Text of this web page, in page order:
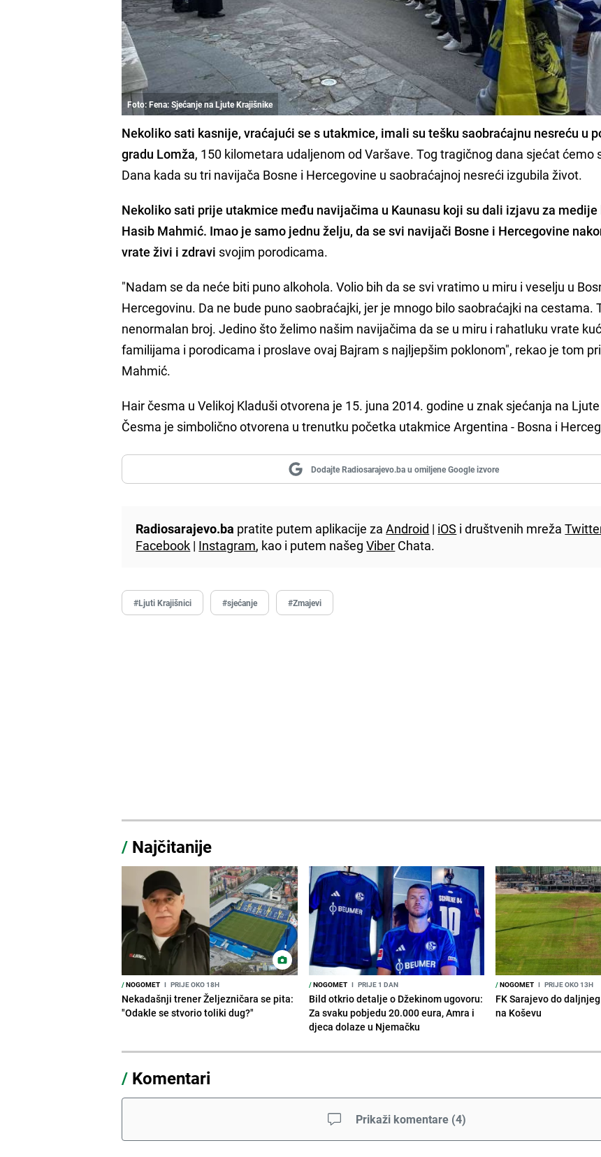
Foto: Fena: Sjećanje na Ljute Krajišnike
Nekoliko sati kasnije, vraćajući se s utakmice, imali su tešku saobraćajnu nesreću u
gradu Lomža, 150 kilometara udaljenom od Varšave. Tog tragičnog dana sjećat ćemo
Dana kada su tri navijača Bosne i Hercegovine u saobraćajnoj nesreći izgubila život.
Nekoliko sati prije utakmice među navijačima u Kaunasu koji su dali izjavu za medije
Hasib Mahmić. Imao je samo jednu želju, da se svi navijači Bosne i Hercegovine
vrate živi i zdravi svojim porodicama.
"Nadam se da neće biti puno alkohola. Volio bih da se svi vratimo u miru i veselju u
Hercegovinu. Da ne bude puno saobraćajki, jer je mnogo bilo saobraćajki na cestama.
nenormalan broj. Jedino što želimo našim navijačima da se u miru i rahatluku vrate
familijama i porodicama i proslave ovaj Bajram s najljepšim poklonom", rekao je tom
Mahmić.
Hair česma u Velikoj Kladuši otvorena je 15. juna 2014. godine u znak sjećanja na
Česma je simbolično otvorena u trenutku početka utakmice Argentina - Bosna i
Dodajte Radiosarajevo.ba u omiljene Google izvore
Radiosarajevo.ba pratite putem aplikacije zaAndroid | iOS i društvenih mreža
Facebook | Instagram, kao i putem našegViber Chata.
#Ljuti Krajišnici #sjećanje #Zmajevi
/ Najčitanije
/NOGOMET I PRIJE OKO 18H
Nekadašnji trener Željezničara se pita:
"Odakle se stvorio toliki dug?"
/NOGOMET I PRIJE 1 DAN
Bild otkrio detalje o Džekinom ugovoru:
Za svaku pobjedu 20.000 eura, Amra i
djeca dolaze u Njemačku
/NOGOMET I PRIJE OKO 13H
FK Sarajevo do
na Koševu
/ Komentari
Prikaži komentare (4)